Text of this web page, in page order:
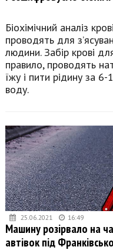
Біохімічний аналіз
проводять для
людини. Забір крові
правило, проводять
їжу і пити рідину за
воду.
25.06.2021 16:49
Машину розірвало на
автівок під